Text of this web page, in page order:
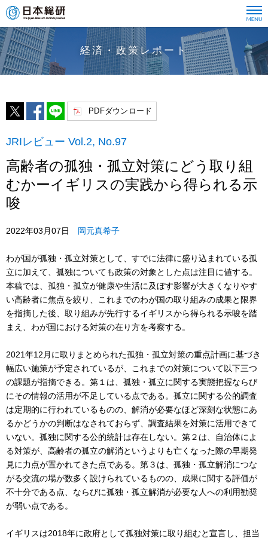
経済・政策レポート
PDFダウンロード
JRIレビュー Vol.2, No.97
高齢者の孤独・孤立対策にどう取り組
むかーイギリスの実践から得られる示
唆
2022年03月07日 岡元真希子
わが国が孤独・孤立対策として、すでに法律に盛り込まれている孤
立に加えて、孤独についても政策の対象とした点は注目に値する。
本稿では、孤独・孤立が健康や生活に及ぼす影響が大きくなりやす
い高齢者に焦点を絞り、これまでのわが国の取り組みの成果と限界
を指摘した後、取り組みが先行するイギリスから得られる示唆を踏
まえ、わが国における対策の在り方を考察する。
2021年12月に取りまとめられた孤独・孤立対策の重点計画に基づき
幅広い施策が予定されているが、これまでの対策について以下三つ
の課題が指摘できる。第１は、孤独・孤立に関する実態把握ならび
にその情報の活用が不足している点である。孤立に関する公的調査
は定期的に行われているものの、解消が必要なほど深刻な状態にあ
るかどうかの判断はなされておらず、調査結果を対策に活用できて
いない。孤独に関する公的統計は存在しない。第２は、自治体によ
る対策が、高齢者の孤立の解消というよりも亡くなった際の早期発
見に力点が置かれてきた点である。第３は、孤独・孤立解消につな
がる交流の場が数多く設けられているものの、成果に関する評価が
不十分である点、ならびに孤独・孤立解消が必要な人への利用勧奨
が弱い点である。
イギリスは2018年に政府として孤独対策に取り組むと宣言し、担当